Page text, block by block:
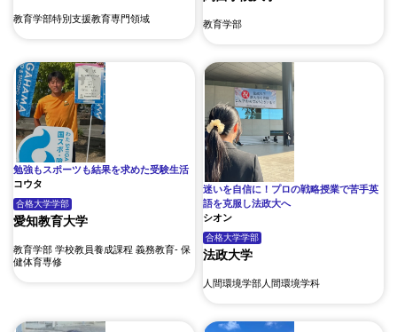
教育学部特別支援教育専門領域
教育学部
勉強もスポーツも結果を求めた受験生活
コウタ
合格大学学部
愛知教育大学
教育学部 学校教員養成課程 義務教育- 保
健体育専修
迷いを自信に！プロの戦略授業で苦手英
語を克服し法政大へ
シオン
合格大学学部
法政大学
人間環境学部人間環境学科